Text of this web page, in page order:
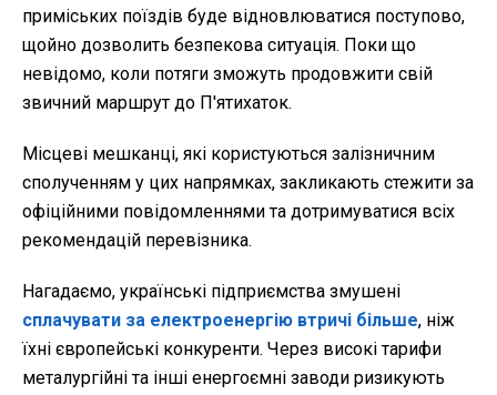
приміських поїздів буде відновлюватися поступово,
щойно дозволить безпекова ситуація. Поки що
невідомо, коли потяги зможуть продовжити свій
звичний маршрут до П'ятихаток.
Місцеві мешканці, які користуються залізничним
сполученням у цих напрямках, закликають стежити за
офіційними повідомленнями та дотримуватися всіх
рекомендацій перевізника.
Нагадаємо, українські підприємства змушені
сплачувати за електроенергію втричі більше, ніж
їхні європейські конкуренти. Через високі тарифи
металургійні та інші енергоємні заводи ризикують